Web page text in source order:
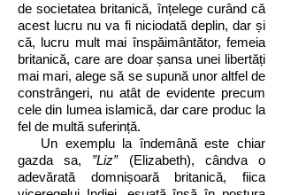
de societatea britanică, înțelege curând că
acest lucru nu va fi niciodată deplin, dar și
că, lucru mult mai înspăimântător, femeia
britanică, care are doar șansa unei libertăți
mai mari, alege să se supună unor altfel de
constrângeri, nu atât de evidente precum
cele din lumea islamică, dar care produc la
fel de multă suferință.
Un exemplu la îndemână este chiar
gazda sa, ”Liz” (Elizabeth), cândva o
adevărată domnișoară britanică, fiica